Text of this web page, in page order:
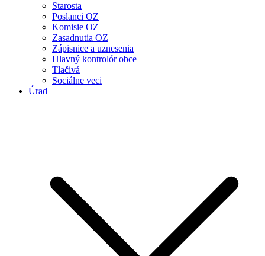
Starosta
Poslanci OZ
Komisie OZ
Zasadnutia OZ
Zápisnice a uznesenia
Hlavný kontrolór obce
Tlačivá
Sociálne veci
Úrad